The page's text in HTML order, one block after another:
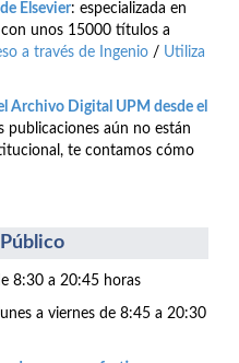
Elsevier: especializada en
con unos 15000 títulos a
a través de Ingenio / Utiliza
Archivo Digital UPM desde el
publicaciones aún no están
te contamos cómo
8:30 a 20:45 horas
a viernes de 8:45 a 20:30